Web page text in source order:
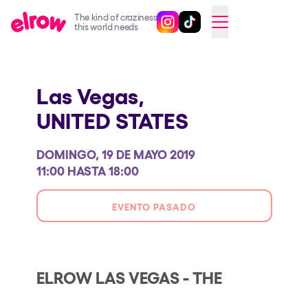
The kind of craziness
this world needs
Sigue @elrowofficial en
Sigue @elrowofficial en
SWITCH TO ENGLISH
elrow Ibiza x [UNVRS] 2026
elrow Town 2026
Snowrow Festival 2026
elrow Island 2026
elrow Shop
Espectáculos
Music
Las Vegas,
UNITED STATES
DOMINGO, 19 DE MAYO 2019
11:00 HASTA 18:00
EVENTO PASADO
ELROW LAS VEGAS - THE